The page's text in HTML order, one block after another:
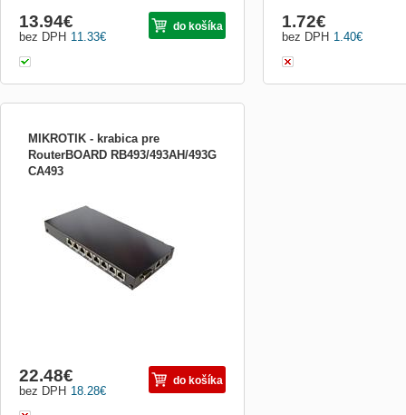
11.33€
bez DPH
13.94€ do košíka
1.40€
bez DPH
1.72€
MIKROTIK - krabica pre
RouterBOARD RB493/493AH/493G
CA493
18.28€
bez DPH
22.48€ do košíka